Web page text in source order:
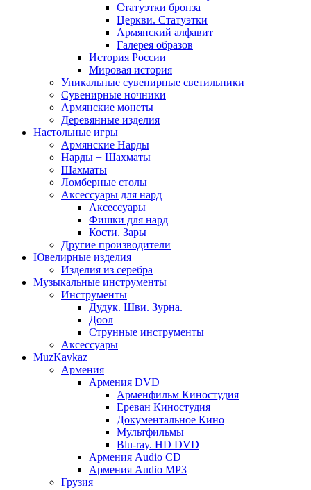
Статуэтки бронза
Церкви. Статуэтки
Армянский алфавит
Галерея образов
История России
Мировая история
Уникальные сувенирные светильники
Сувенирные ночники
Армянские монеты
Деревянные изделия
Настольные игры
Армянские Нарды
Нарды + Шахматы
Шахматы
Ломберные столы
Аксессуары для нард
Аксессуары
Фишки для нард
Кости. Зары
Другие производители
Ювелирные изделия
Изделия из серебра
Музыкальные инструменты
Инструменты
Дудук. Шви. Зурна.
Доол
Струнные инструменты
Аксессуары
MuzKavkaz
Армения
Армения DVD
Арменфильм Киностудия
Ереван Киностудия
Документальное Кино
Мультфильмы
Blu-ray. HD DVD
Армения Audio CD
Армения Audio MP3
Грузия